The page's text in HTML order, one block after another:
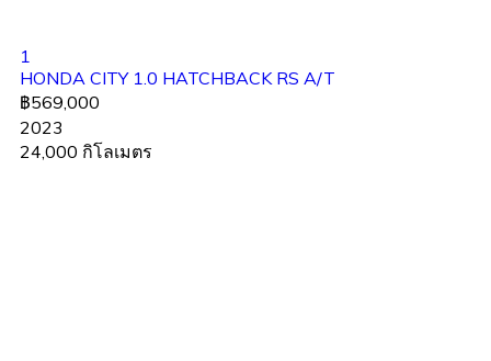
1
HONDA CITY 1.0 HATCHBACK RS A/T
฿569,000
2023
24,000 กิโลเมตร